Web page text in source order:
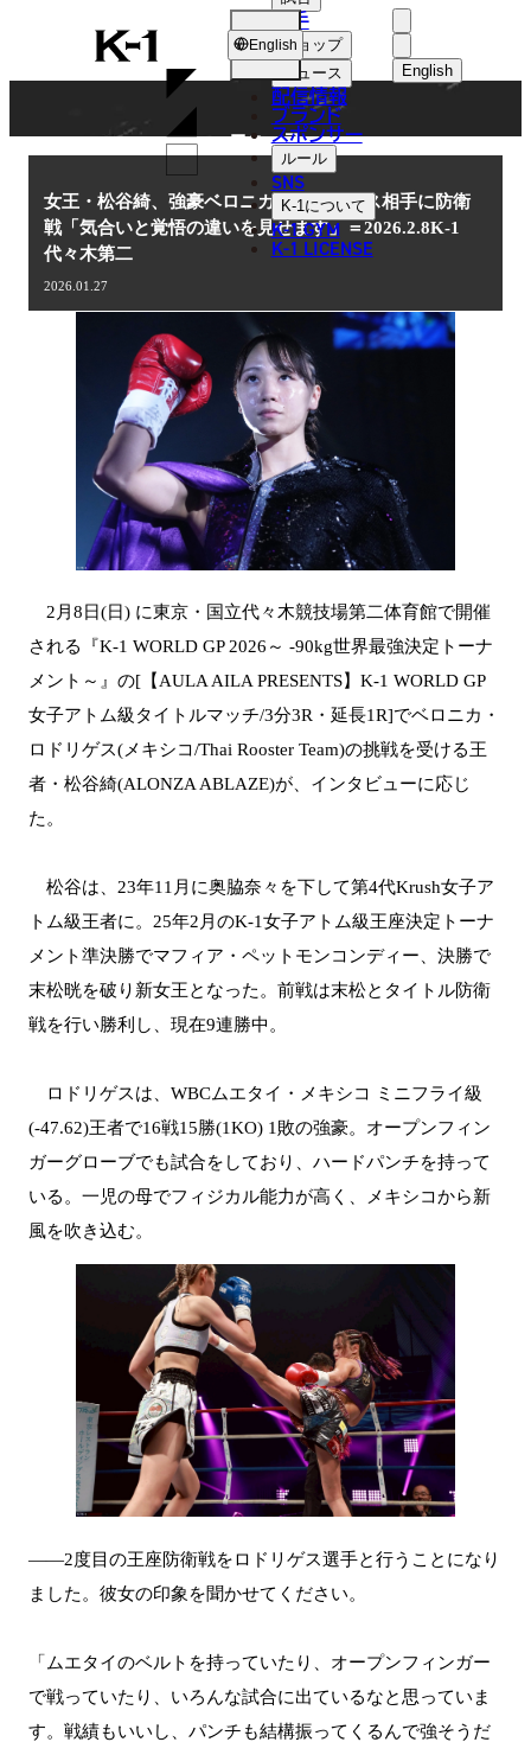
K-
1
English
한국어
選手
ショップ
ニュース
配信情報
ブランド
スポンサー
ルール
SNS
K-1について
K-1 GYM
K-1 LICENSE
English
NEWS
ニュース
女王・松谷綺、強豪ベロニカ・ロドリゲス相手に防衛
戦「気合いと覚悟の違いを見せます」＝2026.2.8K-1
代々木第二
2026.01.27
2月8日(日) に東京・国立代々木競技場第二体育館で開催
される『K-1 WORLD GP 2026～ -90kg世界最強決定トーナ
メント～』の[【AULA AILA PRESENTS】K-1 WORLD GP
女子アトム級タイトルマッチ/3分3R・延長1R]でベロニカ・
ロドリゲス(メキシコ/Thai Rooster Team)の挑戦を受ける王
者・松谷綺(ALONZA ABLAZE)が、インタビューに応じ
た。
松谷は、23年11月に奥脇奈々を下して第4代Krush女子ア
トム級王者に。25年2月のK-1女子アトム級王座決定トーナ
メント準決勝でマフィア・ペットモンコンディー、決勝で
末松晄を破り新女王となった。前戦は末松とタイトル防衛
戦を行い勝利し、現在9連勝中。
ロドリゲスは、WBCムエタイ・メキシコ ミニフライ級
(-47.62)王者で16戦15勝(1KO) 1敗の強豪。オープンフィン
ガーグローブでも試合をしており、ハードパンチを持って
いる。一児の母でフィジカル能力が高く、メキシコから新
風を吹き込む。
――2度目の王座防衛戦をロドリゲス選手と行うことになり
ました。彼女の印象を聞かせてください。
「ムエタイのベルトを持っていたり、オープンフィンガー
で戦っていたり、いろんな試合に出ているなと思っていま
す。戦績もいいし、パンチも結構振ってくるんで強そうだ